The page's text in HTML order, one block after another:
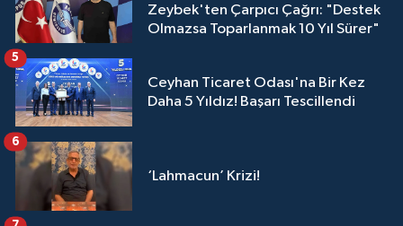
Zeybek'ten Çarpıcı Çağrı: "Destek
Olmazsa Toparlanmak 10 Yıl Sürer"
Ceyhan Ticaret Odası'na Bir Kez
Daha 5 Yıldız! Başarı Tescillendi
5
‘Lahmacun’ Krizi!
6